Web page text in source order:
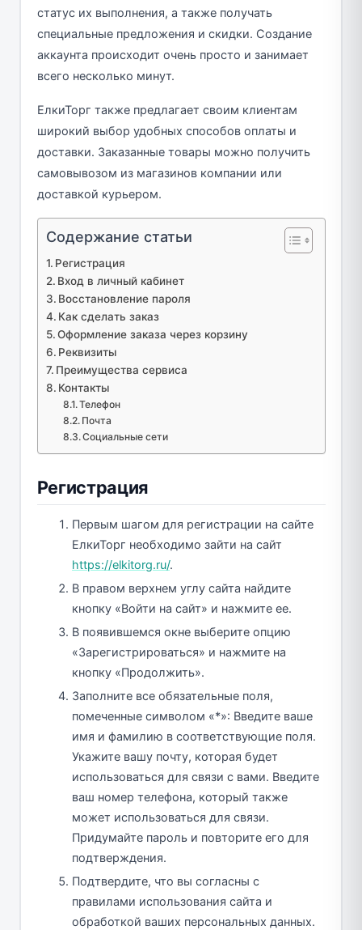
статус их выполнения, а также получать
специальные предложения и скидки. Создание
аккаунта происходит очень просто и занимает
всего несколько минут.
ЕлкиТорг также предлагает своим клиентам
широкий выбор удобных способов оплаты и
доставки. Заказанные товары можно получить
самовывозом из магазинов компании или
доставкой курьером.
Содержание статьи
Регистрация
Вход в личный кабинет
Восстановление пароля
Как сделать заказ
Оформление заказа через корзину
Реквизиты
Преимущества сервиса
Контакты
Телефон
Почта
Социальные сети
Регистрация
Первым шагом для регистрации на сайте
ЕлкиТорг необходимо зайти на сайт
https://elkitorg.ru/.
В правом верхнем углу сайта найдите
кнопку «Войти на сайт» и нажмите ее.
В появившемся окне выберите опцию
«Зарегистрироваться» и нажмите на
кнопку «Продолжить».
Заполните все обязательные поля,
помеченные символом «*»: Введите ваше
имя и фамилию в соответствующие поля.
Укажите вашу почту, которая будет
использоваться для связи с вами. Введите
ваш номер телефона, который также
может использоваться для связи.
Придумайте пароль и повторите его для
подтверждения.
Подтвердите, что вы согласны с
правилами использования сайта и
обработкой ваших персональных данных.